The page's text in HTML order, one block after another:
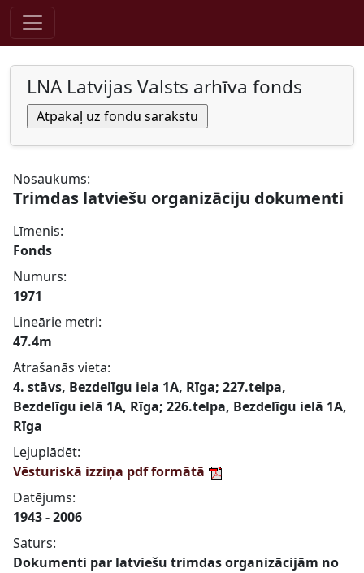
Pāriet uz saturu
LNA Latvijas Valsts arhīva fonds
Nosaukums:
Trimdas latviešu organizāciju dokumenti
Līmenis:
Fonds
Numurs:
1971
Lineārie metri:
47.4m
Atrašanās vieta:
4. stāvs, Bezdelīgu iela 1A, Rīga; 227.telpa,
Bezdelīgu ielā 1A, Rīga; 226.telpa, Bezdelīgu ielā 1A,
Rīga
Lejuplādēt:
Vēsturiskā izziņa pdf formātā
Datējums:
1943 - 2006
Saturs:
Dokumenti par latviešu trimdas organizācijām no